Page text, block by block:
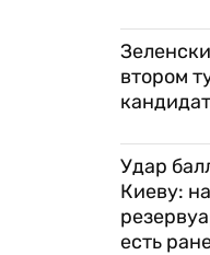
втором
Удар
Киеву:
есть